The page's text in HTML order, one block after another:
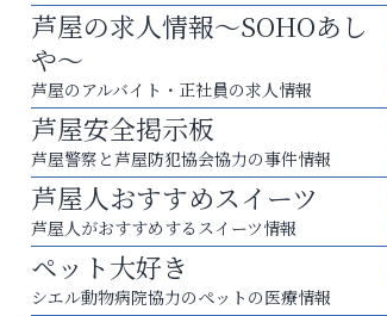
芦屋の求人情報～SOHOあし
や～
芦屋のアルバイト・正社員の求人情報
芦屋安全掲示板
芦屋警察と芦屋防犯協会協力の事件情報
芦屋人おすすめスイーツ
芦屋人がおすすめするスイーツ情報
ペット大好き
シエル動物病院協力のペットの医療情報